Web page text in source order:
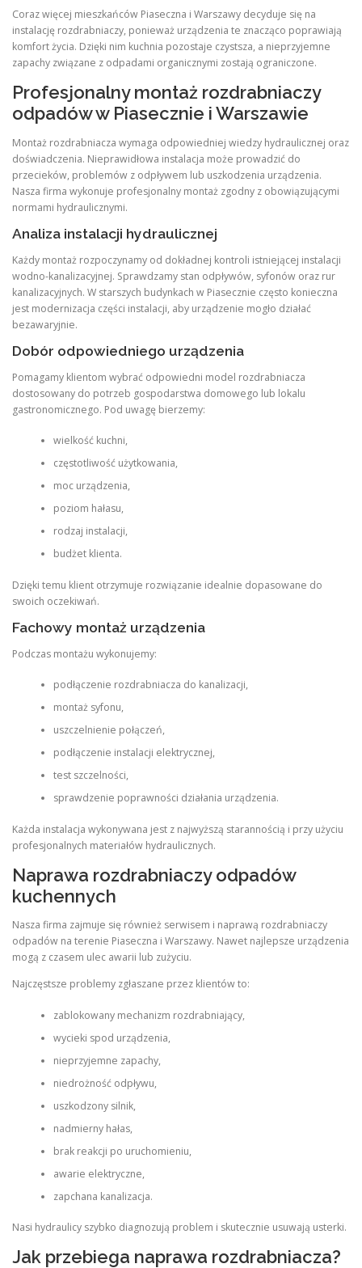
Coraz więcej mieszkańców Piaseczna i Warszawy decyduje się na
instalację rozdrabniaczy, ponieważ urządzenia te znacząco poprawiają
komfort życia. Dzięki nim kuchnia pozostaje czystsza, a nieprzyjemne
zapachy związane z odpadami organicznymi zostają ograniczone.
Profesjonalny montaż rozdrabniaczy
odpadów w Piasecznie i Warszawie
Montaż rozdrabniacza wymaga odpowiedniej wiedzy hydraulicznej oraz
doświadczenia. Nieprawidłowa instalacja może prowadzić do
przecieków, problemów z odpływem lub uszkodzenia urządzenia.
Nasza firma wykonuje profesjonalny montaż zgodny z obowiązującymi
normami hydraulicznymi.
Analiza instalacji hydraulicznej
Każdy montaż rozpoczynamy od dokładnej kontroli istniejącej instalacji
wodno-kanalizacyjnej. Sprawdzamy stan odpływów, syfonów oraz rur
kanalizacyjnych. W starszych budynkach w Piasecznie często konieczna
jest modernizacja części instalacji, aby urządzenie mogło działać
bezawaryjnie.
Dobór odpowiedniego urządzenia
Pomagamy klientom wybrać odpowiedni model rozdrabniacza
dostosowany do potrzeb gospodarstwa domowego lub lokalu
gastronomicznego. Pod uwagę bierzemy:
wielkość kuchni,
częstotliwość użytkowania,
moc urządzenia,
poziom hałasu,
rodzaj instalacji,
budżet klienta.
Dzięki temu klient otrzymuje rozwiązanie idealnie dopasowane do
swoich oczekiwań.
Fachowy montaż urządzenia
Podczas montażu wykonujemy:
podłączenie rozdrabniacza do kanalizacji,
montaż syfonu,
uszczelnienie połączeń,
podłączenie instalacji elektrycznej,
test szczelności,
sprawdzenie poprawności działania urządzenia.
Każda instalacja wykonywana jest z najwyższą starannością i przy użyciu
profesjonalnych materiałów hydraulicznych.
Naprawa rozdrabniaczy odpadów
kuchennych
Nasza firma zajmuje się również serwisem i naprawą rozdrabniaczy
odpadów na terenie Piaseczna i Warszawy. Nawet najlepsze urządzenia
mogą z czasem ulec awarii lub zużyciu.
Najczęstsze problemy zgłaszane przez klientów to:
zablokowany mechanizm rozdrabniający,
wycieki spod urządzenia,
nieprzyjemne zapachy,
niedrożność odpływu,
uszkodzony silnik,
nadmierny hałas,
brak reakcji po uruchomieniu,
awarie elektryczne,
zapchana kanalizacja.
Nasi hydraulicy szybko diagnozują problem i skutecznie usuwają usterki.
Jak przebiega naprawa rozdrabniacza?